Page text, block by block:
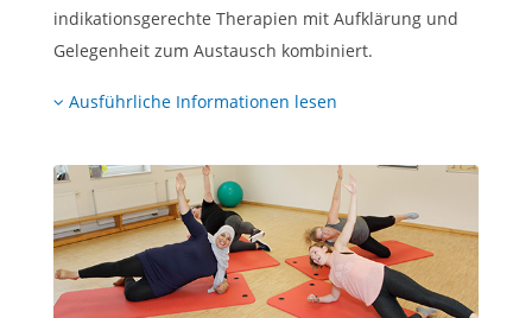
indikationsgerechte Therapien mit Aufklärung und
Gelegenheit zum Austausch kombiniert.
Ausführliche Informationen lesen